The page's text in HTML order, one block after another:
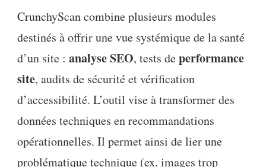
CrunchyScan combine plusieurs modules
destinés à offrir une vue systémique de la santé
d’un site : analyse SEO, tests deperformance
site, audits de sécurité et vérification
d’accessibilité. L’outil vise à transformer des
données techniques en recommandations
opérationnelles. Il permet ainsi de lier une
problématique technique (ex. images trop